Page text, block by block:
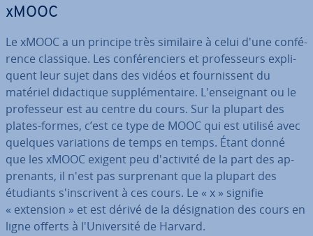
xMOOC
Le xMOOC a un principe très similaire à celui d'une con­fé­
rence classique. Les con­fé­ren­ciers et pro­fes­seurs ex­pli­
quent leur sujet dans des vidéos et four­nis­sent du
matériel di­dac­tique sup­plé­men­taire. L'en­seig­nant ou le
pro­fes­seur est au centre du cours. Sur la plupart des
plates-formes, c’est ce type de MOOC qui est utilisé avec
quelques va­ria­tions de temps en temps. Étant donné
que les xMOOC exigent peu d'ac­ti­vité de la part des ap­
pre­nants, il n'est pas sur­pre­nant que la plupart des
étudiants s'ins­cri­vent à ces cours. Le « x » signifie
« extension » et est dérivé de la dé­sig­na­tion des cours en
ligne offerts à l'Uni­ver­sité de Harvard.